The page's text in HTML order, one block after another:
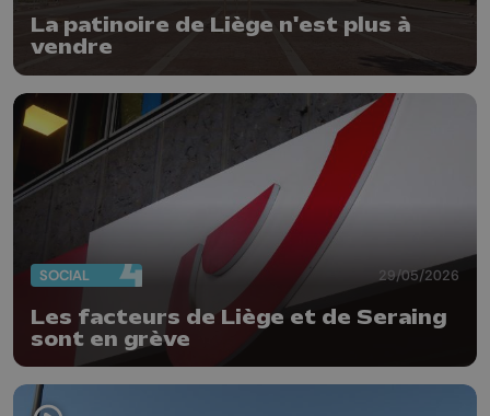
La patinoire de Liège n'est plus à
vendre
SOCIAL 29/05/2026
Les facteurs de Liège et de Seraing
sont en grève